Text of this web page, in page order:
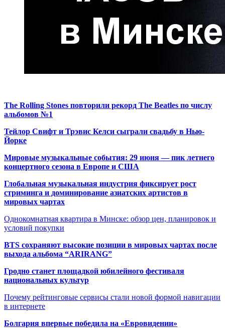
The Rolling Stones повторили рекорд The Beatles по числу
альбомов №1
Тейлор Свифт и Трэвис Келси сыграли свадьбу в Нью-
Йорке
Мировые музыкальные события: 29 июня — пик летнего
концертного сезона в Европе и США
Глобальная музыкальная индустрия фиксирует рост
стриминга и доминирование азиатских артистов в
мировых чартах
Однокомнатная квартира в Минске: обзор цен, планировок и
условий покупки
BTS сохраняют высокие позиции в мировых чартах после
выхода альбома “ARIRANG”
Гродно станет площадкой юбилейного фестиваля
национальных культур
Почему рейтинговые сервисы стали новой формой навигации
в интернете
Болгария впервые победила на «Евровидении»